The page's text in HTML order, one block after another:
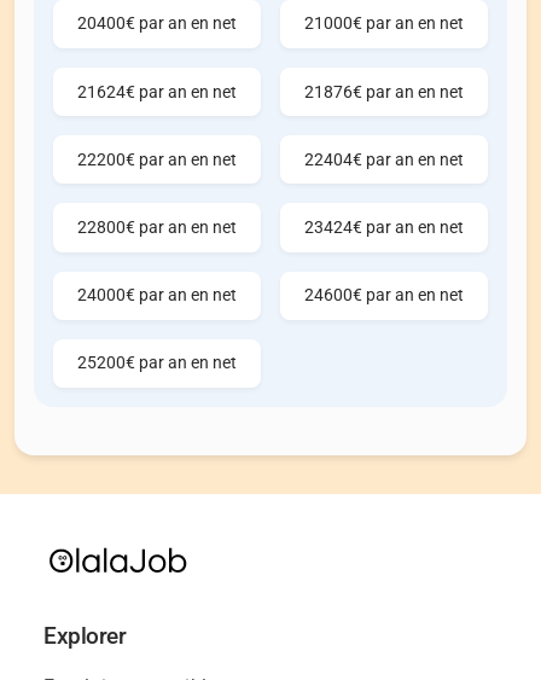
20400€ par an en net 21000€ par an en net
21624€ par an en net 21876€ par an en net
22200€ par an en net 22404€ par an en net
22800€ par an en net 23424€ par an en net
24000€ par an en net 24600€ par an en net
25200€ par an en net
Explorer